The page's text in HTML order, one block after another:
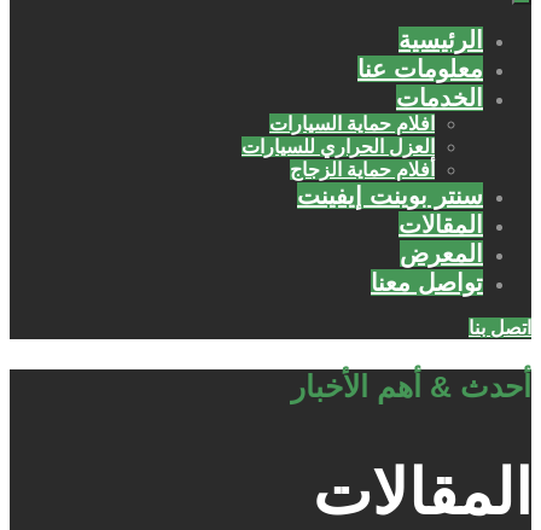
الرئيسية
معلومات عنا
الخدمات
افلام حماية السيارات
العزل الحراري للسيارات
أفلام حماية الزجاج
سنتر بوينت إيفينت
المقالات
المعرض
تواصل معنا
اتصل بنا
أحدث & أهم الأخبار
المقالات